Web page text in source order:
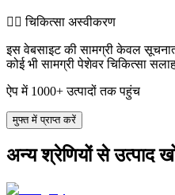
👨‍⚕️️ चिकित्सा अस्वीकरण
इस वेबसाइट की सामग्री केवल
कोई भी सामग्री पेशेवर चिकित्सा
ऐप में 1000+ उत्पादों तक पहुंच
मुफ्त में प्राप्त करें
अन्य श्रेणियों से उत्पाद